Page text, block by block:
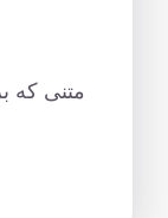
متنی که برای